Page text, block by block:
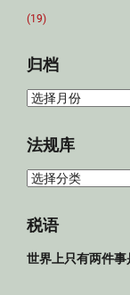
(19)
归档
归
法规库
法
库
税语
世界上只有两件事